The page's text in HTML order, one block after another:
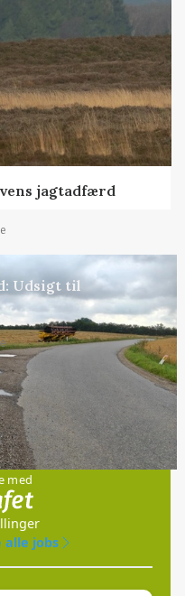
jagtadfærd
Udsigt til
med
alle jobs